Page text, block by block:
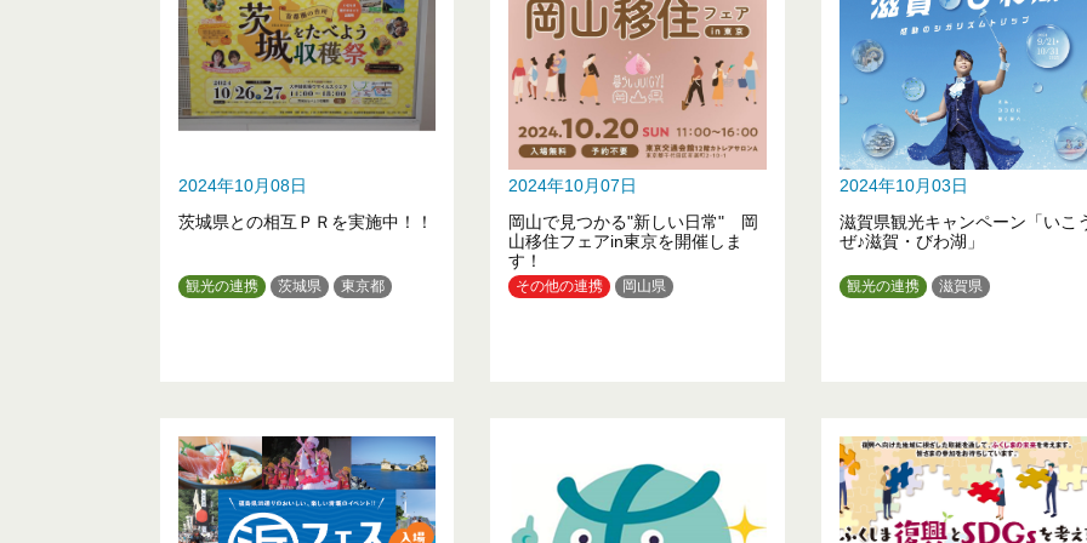
2024年10月08日
茨城県との相互ＰＲを実施中！！
観光の連携 茨城県 東京都
2024年10月07日
岡山で見つかる"新しい日常" 岡
山移住フェアin東京を開催しま
す！
その他の連携 岡山県
2024年10月03日
滋賀県観光キャンペーン「いこ
ぜ♪滋賀・びわ湖」
観光の連携 滋賀県